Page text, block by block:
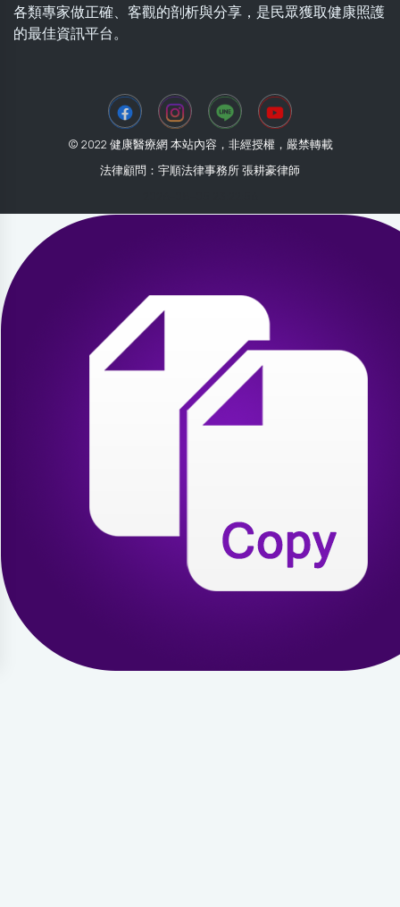
各類專家做正確、客觀的剖析與分享，是民眾獲取健康照護
的最佳資訊平台。
© 2022 健康醫療網 本站內容，非經授權，嚴禁轉載
法律顧問：宇順法律事務所 張耕豪律師